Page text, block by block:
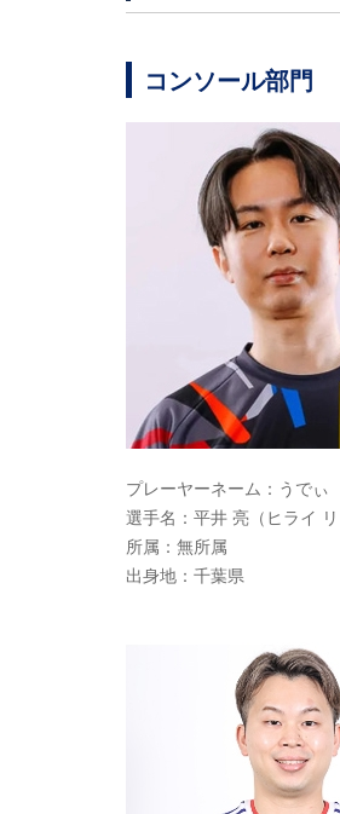
コンソール部門
プレーヤーネーム：うでぃ
選手名：平井 亮（ヒライ リ
所属：無所属
出身地：千葉県